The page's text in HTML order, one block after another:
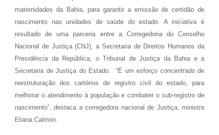
maternidades da Bahia, para garantir a emissão de certidão de
nascimento nas unidades de saúde do estado. A iniciativa é
resultado de uma parceria entre a Corregedoria do Conselho
Nacional de Justiça (CNJ), a Secretaria de Direitos Humanos da
Presidência da República, o Tribunal de Justiça da Bahia e a
Secretaria de Justiça do Estado. “É um esforço concentrado de
reestruturação dos cartórios de registro civil do estado, para
melhorar o atendimento à população e combater o sub-registro de
nascimento”, destaca a corregedora nacional de Justiça, ministra
Eliana Calmon.